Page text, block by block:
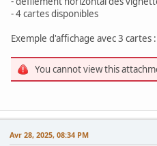
- 4 cartes disponibles
Exemple d'affichage avec 3 cartes :
You cannot view this
Avr 28, 2025, 08:34 PM